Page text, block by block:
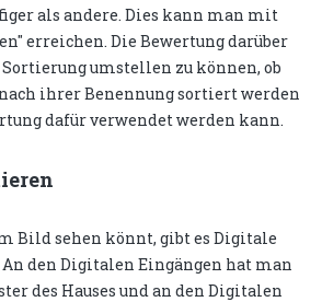
als andere. Dies kann man mit
erreichen. Die Bewertung darüber
umstellen zu können, ob
ihrer Benennung sortiert werden
dafür verwendet werden kann.
Bild sehen könnt, gibt es Digitale
An den Digitalen Eingängen hat man
des Hauses und an den Digitalen